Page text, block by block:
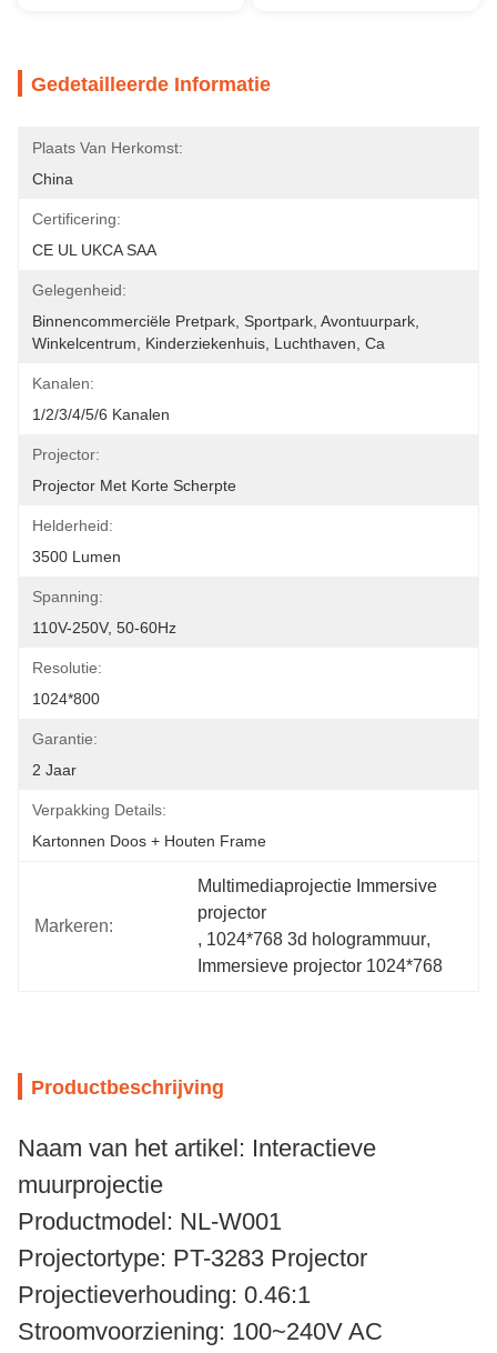
Gedetailleerde Informatie
Plaats Van Herkomst:
China
Certificering:
CE UL UKCA SAA
Gelegenheid:
Binnencommerciële Pretpark, Sportpark, Avontuurpark,
Winkelcentrum, Kinderziekenhuis, Luchthaven, Ca
Kanalen:
1/2/3/4/5/6 Kanalen
Projector:
Projector Met Korte Scherpte
Helderheid:
3500 Lumen
Spanning:
110V-250V, 50-60Hz
Resolutie:
1024*800
Garantie:
2 Jaar
Verpakking Details:
Kartonnen Doos + Houten Frame
Markeren:
Multimediaprojectie Immersive
projector
, 1024*768 3d hologrammuur,
Immersieve projector 1024*768
Productbeschrijving
Naam van het artikel: Interactieve
muurprojectie
Productmodel: NL-W001
Projectortype: PT-3283 Projector
Projectieverhouding: 0.46:1
Stroomvoorziening: 100~240V AC